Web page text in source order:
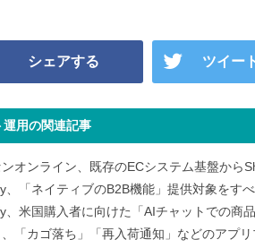
シェアする ツイー
運用の関連記事
オンライン、既存のECシステム基盤から
、「ネイティブのB2B機能」提供対象をす
、米国購入者に向けた「AIチャットでの商
「カゴ落ち」「再入荷通知」などのアプ